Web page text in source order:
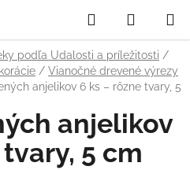
Hľadať
KOŠÍK
podľa Udalosti a príležitosti /
/ Vianočné drevené výrezy
anjelikov 6 ks – rôzne tvary, 5
anjelikov
5 cm